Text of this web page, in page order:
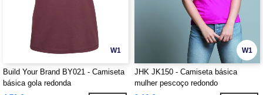
W1
Build Your Brand BY021 - Camiseta
básica gola redonda
W1
JHK JK150 - Camiseta básica
mulher pescoço redondo